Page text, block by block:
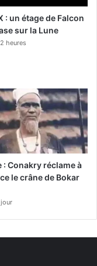
: un étage de Falcon
sur la Lune
heures
: Conakry réclame à
le crâne de Bokar